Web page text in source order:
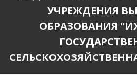
УЧРЕЖДЕНИЯ
ОБРАЗОВАНИЯ